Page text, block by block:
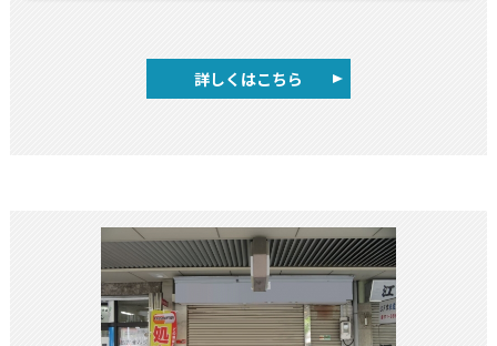
詳しくはこちら